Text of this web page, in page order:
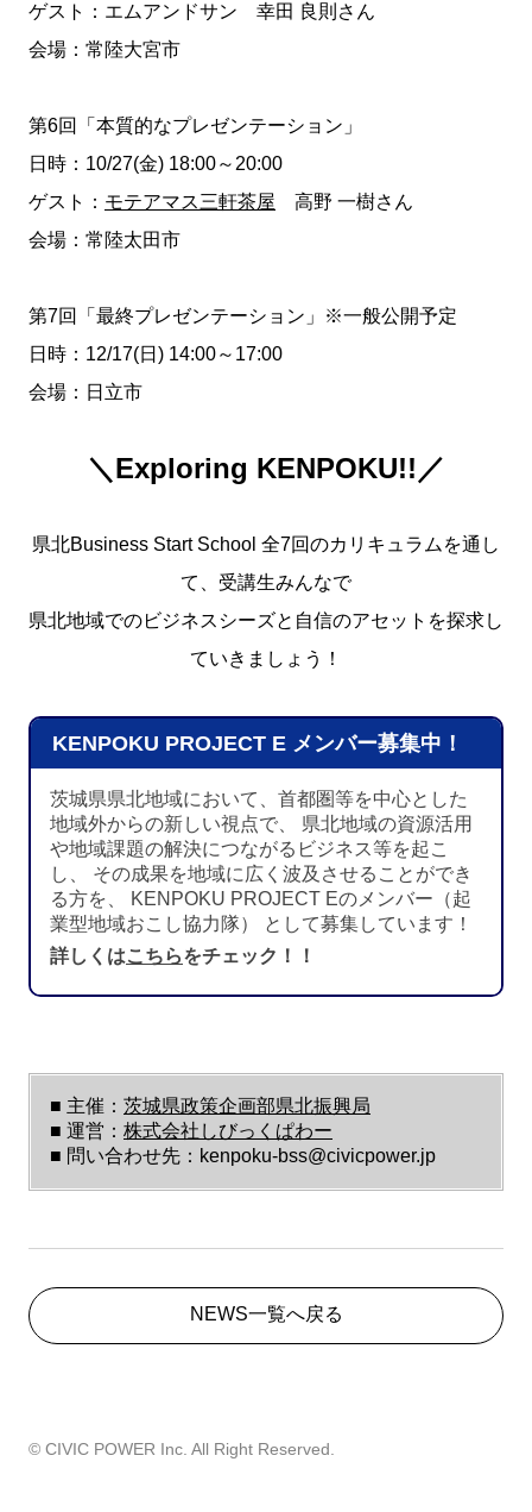
ゲスト：エムアンドサン 幸田 良則さん
会場：常陸大宮市
第6回「本質的なプレゼンテーション」
日時：10/27(金) 18:00～20:00
ゲスト： モテアマス三軒茶屋 高野 一樹さん
会場：常陸太田市
第7回「最終プレゼンテーション」※一般公開予定
日時：12/17(日) 14:00～17:00
会場：日立市
＼Exploring KENPOKU!!／
県北Business Start School 全7回のカリキュラムを通し
て、受講生みんなで
県北地域でのビジネスシーズと自信のアセットを探求し
ていきましょう！
KENPOKU PROJECT E メンバー募集中！
茨城県県北地域において、首都圏等を中心とした
地域外からの新しい視点で、 県北地域の資源活用
や地域課題の解決につながるビジネス等を起こ
し、 その成果を地域に広く波及させることができ
る方を、 KENPOKU PROJECT Eのメンバー（起
業型地域おこし協力隊） として募集しています！
詳しくはこちらをチェック！！
■ 主催： 茨城県政策企画部県北振興局
■ 運営： 株式会社しびっくぱわー
■ 問い合わせ先：kenpoku-bss@civicpower.jp
NEWS一覧へ戻る
©︎ CIVIC POWER Inc. All Right Reserved.